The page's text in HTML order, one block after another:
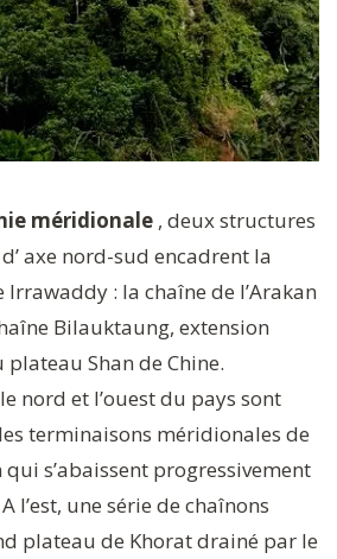
méridionale , deux structures
axe nord-sud encadrent la
Irrawaddy : la chaîne de l’Arakan
Bilauktaung, extension
Shan de Chine.
nord et l’ouest du pays sont
terminaisons méridionales de
qui s’abaissent progressivement
l’est, une série de chaînons
plateau de Khorat drainé par le